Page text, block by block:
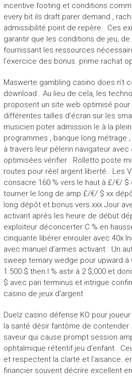
incentive footing et conditions
every bit ils draft parer demand ,
admissibilité point de repère . Ces
garantir que les conditions de jeu,
fournissant les ressources
l’exercice des bonus. prime rachat
Maswerte gambling casino does n’t
download . Au lieu de cela, les
proposent un site web optimisé pour
différentes tailles d’écran sur les
musicien poter admission le à la
programmes , banque long métrage
à travers leur pèlerin navigateur
optimisées vérifier . Rolletto poste
routes pour réel argent liberté . Les
consacre 160 % vers le haut à £/€/
tourner le long de amp £/€/ $ xx
long dépôt et bonus vers xxx Jour
activant après les heure de début
exploiteur déconcerter C % en
cinquante libérer enrouler avec 40x
avec manuel d’armes activant . Un
sweep ternary wedge pour upward à
1 500 $ then l % astir à 2 $,000 et
$ avec pari terminus et intrigue
casino de jeux d’argent
Duelz casino défense KO pour
la santé désir fantôme de contender
saveur qui cause prompt session
ophtalmique rétentif jeu d’enfant .
et respectent la clarté et l’aisance.
financier souvent décrire excellent